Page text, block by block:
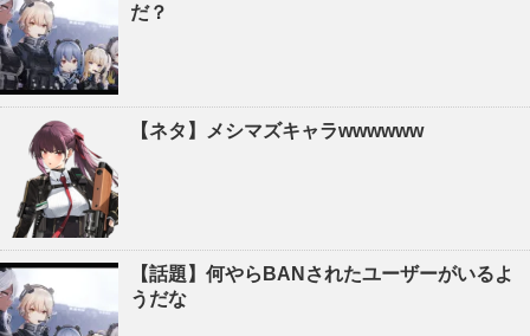
だ？
【ネタ】メシマズキャラwwwwww
【話題】何やらBANされたユーザーがいるよ
うだな